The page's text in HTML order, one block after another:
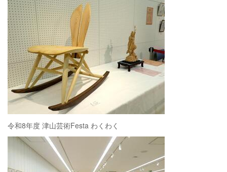
令和8年度 津山芸術Festa わくわく